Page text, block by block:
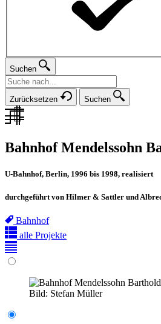
Suchen
Zurücksetzen Suchen
Bahnhof Mendelssohn
U-Bahnhof, Berlin, 1996 bis 1998, realisiert
durchgeführt von Hilmer & Sattler und
Bahnhof
alle Projekte
Bild: Stefan Müller